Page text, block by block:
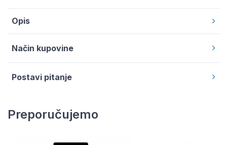
Opis
Način kupovine
Postavi pitanje
Preporučujemo